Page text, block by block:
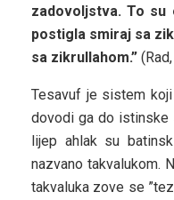
zadovoljstva. To
postigla smiraj sa
sa zikrullahom.”
Tesavuf je sistem
dovodi ga do istinske
lijep ahlak su
nazvano takvalukom.
takvaluka zove se